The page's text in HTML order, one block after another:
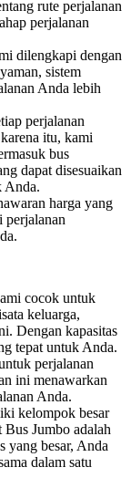
rute perjalanan
perjalanan
dilengkapi dengan
sistem
Anda lebih
perjalanan
itu, kami
bus
dapat disesuaikan
Anda.
harga yang
perjalanan
cocok untuk
keluarga,
Dengan kapasitas
tepat untuk Anda.
perjalanan
ini menawarkan
Anda.
kelompok besar
Bus Jumbo adalah
yang besar, Anda
dalam satu